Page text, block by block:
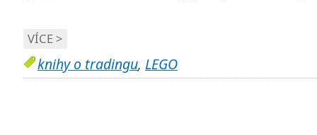
VÍCE >
knihy o tradingu, LEGO